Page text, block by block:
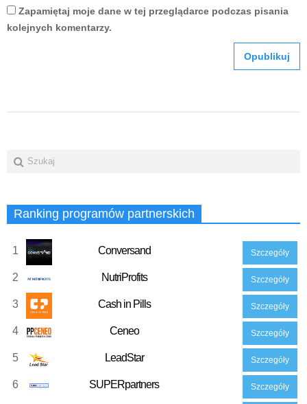
Zapamiętaj moje dane w tej przeglądarce podczas pisania
kolejnych komentarzy.
Ranking programów partnerskich
1 Conversand Szczegóły
2 NutriProfits Szczegóły
3 Cash in Pills Szczegóły
4 Ceneo Szczegóły
5 LeadStar Szczegóły
6 SUPERpartners Szczegóły